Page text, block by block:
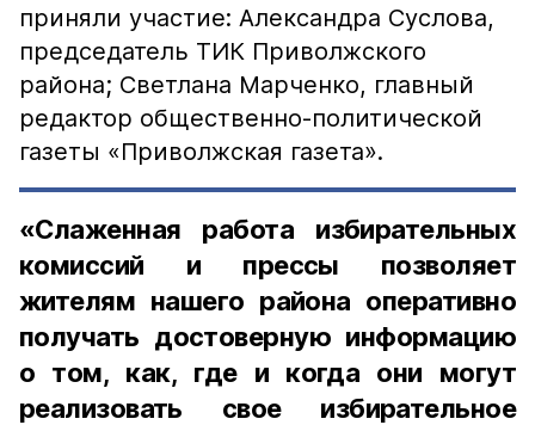
приняли участие: Александра Суслова,
председатель ТИК Приволжского
района; Светлана Марченко, главный
редактор общественно-политической
газеты «Приволжская газета».
«Слаженная работа избирательных
комиссий и прессы позволяет
жителям нашего района оперативно
получать достоверную информацию
о том, как, где и когда они могут
реализовать свое избирательное